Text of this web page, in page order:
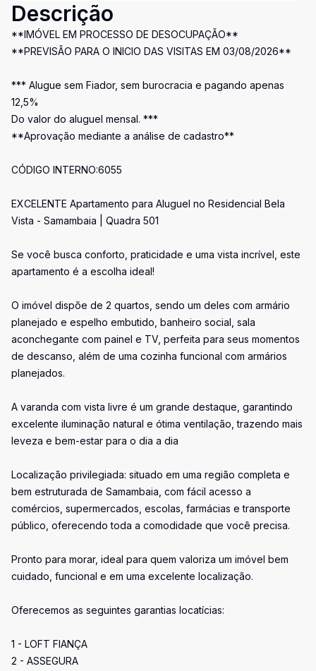
Descrição
**IMÓVEL EM PROCESSO DE DESOCUPAÇÃO**
**PREVISÃO PARA O INICIO DAS VISITAS EM 03/08/2026**
*** Alugue sem Fiador, sem burocracia e pagando apenas
12,5%
Do valor do aluguel mensal. ***
**Aprovação mediante a análise de cadastro**
CÓDIGO INTERNO:6055
EXCELENTE Apartamento para Aluguel no Residencial Bela
Vista - Samambaia | Quadra 501
Se você busca conforto, praticidade e uma vista incrível, este
apartamento é a escolha ideal!
O imóvel dispõe de 2 quartos, sendo um deles com armário
planejado e espelho embutido, banheiro social, sala
aconchegante com painel e TV, perfeita para seus momentos
de descanso, além de uma cozinha funcional com armários
planejados.
A varanda com vista livre é um grande destaque, garantindo
excelente iluminação natural e ótima ventilação, trazendo mais
leveza e bem-estar para o dia a dia
Localização privilegiada: situado em uma região completa e
bem estruturada de Samambaia, com fácil acesso a
comércios, supermercados, escolas, farmácias e transporte
público, oferecendo toda a comodidade que você precisa.
Pronto para morar, ideal para quem valoriza um imóvel bem
cuidado, funcional e em uma excelente localização.
Oferecemos as seguintes garantias locatícias:
1 - LOFT FIANÇA
2 - ASSEGURA